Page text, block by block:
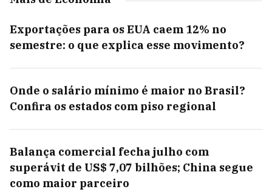
Exportações para os EUA caem 12% no
semestre: o que explica esse movimento?
Onde o salário mínimo é maior no Brasil?
Confira os estados com piso regional
Balança comercial fecha julho com
superávit de US$ 7,07 bilhões; China segue
como maior parceiro